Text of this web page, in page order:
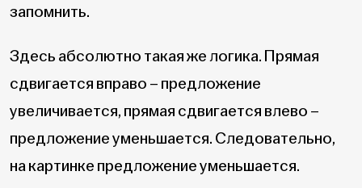
запомнить.
Здесь абсолютно такая же логика. Прямая
сдвигается вправо – предложение
увеличивается, прямая сдвигается влево –
предложение уменьшается. Следовательно,
на картинке предложение уменьшается.